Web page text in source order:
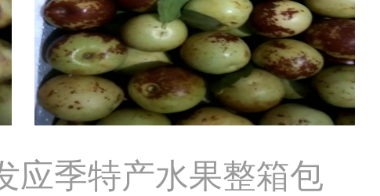
应季特产水果整箱包